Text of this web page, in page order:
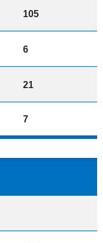
105
6
21
7